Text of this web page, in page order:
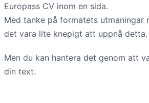
Europass CV inom en sida.
Med tanke på formatets utmaningar
det vara lite knepigt att uppnå detta.
Men du kan hantera det genom att
din text.